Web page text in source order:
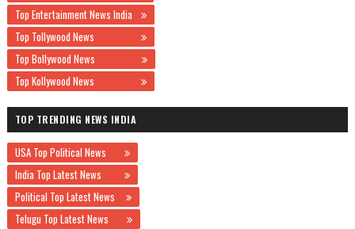
Top Entertainment News India
Top Tollywood News
Top Bollywood News
Top Kollywood News
TOP TRENDING NEWS INDIA
USA Top Political News
India Top Latest News
Political Top Latest News
Telugu Top Latest News